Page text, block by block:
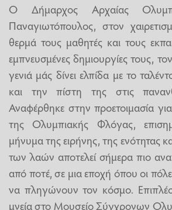
Ο Δήμαρχος Αρχαίας
Παναγιωτόπουλος, στον
θερμά τους μαθητές και τους
εμπνευσμένες δημιουργίες τους,
γενιά μάς δίνει ελπίδα με το
και την πίστη της στις
Αναφέρθηκε στην προετοιμασία
της Ολυμπιακής Φλόγας,
μήνυμα της ειρήνης, της ενότητας
των λαών αποτελεί σήμερα πιο
από ποτέ, σε μια εποχή όπου οι
να πληγώνουν τον κόσμο.
μνεία στο Μουσείο Σύγχρονων